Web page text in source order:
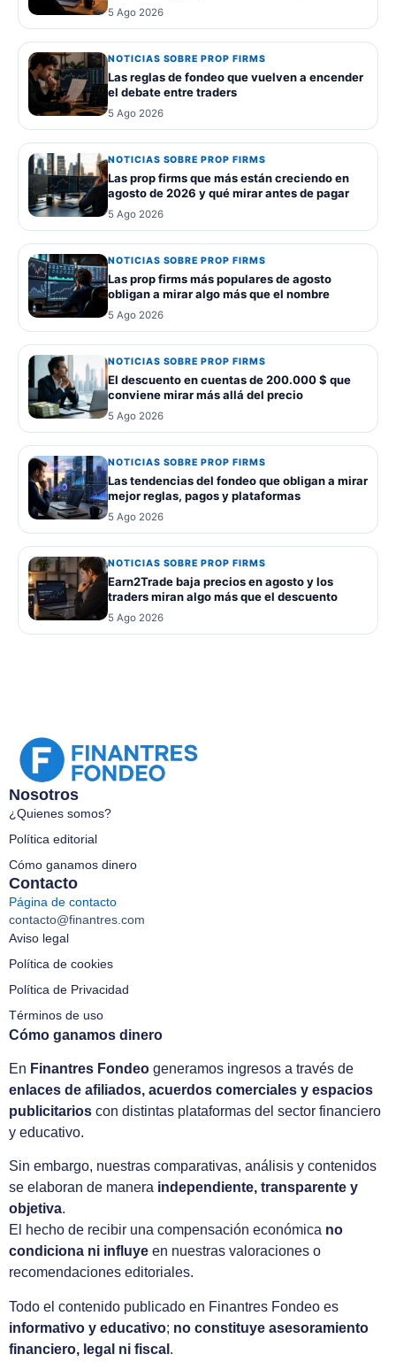
5 Ago 2026
NOTICIAS SOBRE PROP FIRMS
Las reglas de fondeo que vuelven a encender
el debate entre traders
5 Ago 2026
NOTICIAS SOBRE PROP FIRMS
Las prop firms que más están creciendo en
agosto de 2026 y qué mirar antes de pagar
5 Ago 2026
NOTICIAS SOBRE PROP FIRMS
Las prop firms más populares de agosto
obligan a mirar algo más que el nombre
5 Ago 2026
NOTICIAS SOBRE PROP FIRMS
El descuento en cuentas de 200.000 $ que
conviene mirar más allá del precio
5 Ago 2026
NOTICIAS SOBRE PROP FIRMS
Las tendencias del fondeo que obligan a mirar
mejor reglas, pagos y plataformas
5 Ago 2026
NOTICIAS SOBRE PROP FIRMS
Earn2Trade baja precios en agosto y los
traders miran algo más que el descuento
5 Ago 2026
Nosotros
¿Quienes somos?
Política editorial
Cómo ganamos dinero
Contacto
Página de contacto
contacto@finantres.com
Aviso legal
Política de cookies
Política de Privacidad
Términos de uso
Cómo ganamos dinero
En Finantres Fondeo generamos ingresos a través de
enlaces de afiliados, acuerdos comerciales y espacios
publicitarios con distintas plataformas del sector financiero
y educativo.
Sin embargo, nuestras comparativas, análisis y contenidos
se elaboran de manera independiente, transparente y
objetiva.
El hecho de recibir una compensación económica no
condiciona ni influye en nuestras valoraciones o
recomendaciones editoriales.
Todo el contenido publicado en Finantres Fondeo es
informativo y educativo; no constituye asesoramiento
financiero, legal ni fiscal .